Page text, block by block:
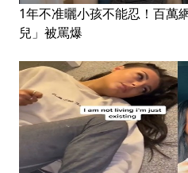
1年不准曬小孩不能忍！百萬
兒」被罵爆